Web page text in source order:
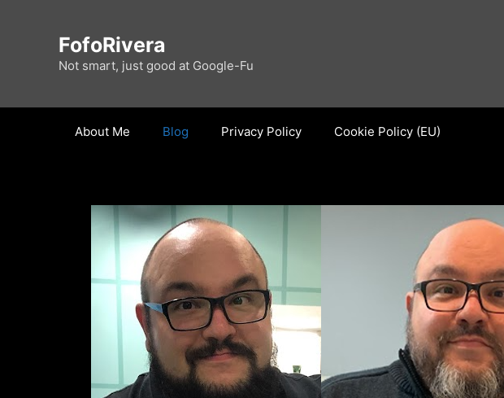
FofoRivera
Not smart, just good at Google-Fu
About Me Blog Privacy Policy Cookie Policy (EU)